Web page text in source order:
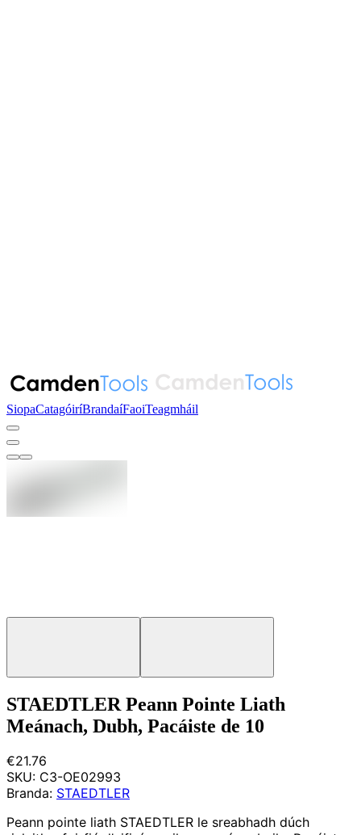
SiopaCatagóiríBrandaíFaoiTeagmháil
STAEDTLER Peann Pointe Liath
Meánach, Dubh, Pacáiste de 10
€21.76
SKU: C3-OE02993
Branda: STAEDTLER
Peann pointe liath STAEDTLER le sreabhadh dúch